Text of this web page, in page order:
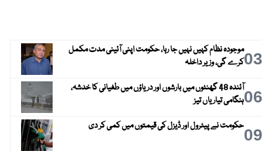
03موجودہ نظام کہیں نہیں جا رہا، حکومت اپنی آئینی مدت مکمل
کرے گی، وزیر داخلہ
06
آئندہ 48 گھنٹوں میں بارشوں اور دریاؤں میں طغیانی کا خدشہ،
ہنگامی تیاریاں تیز
09حکومت نے پیٹرول اور ڈیزل کی قیمتوں میں کمی کر دی